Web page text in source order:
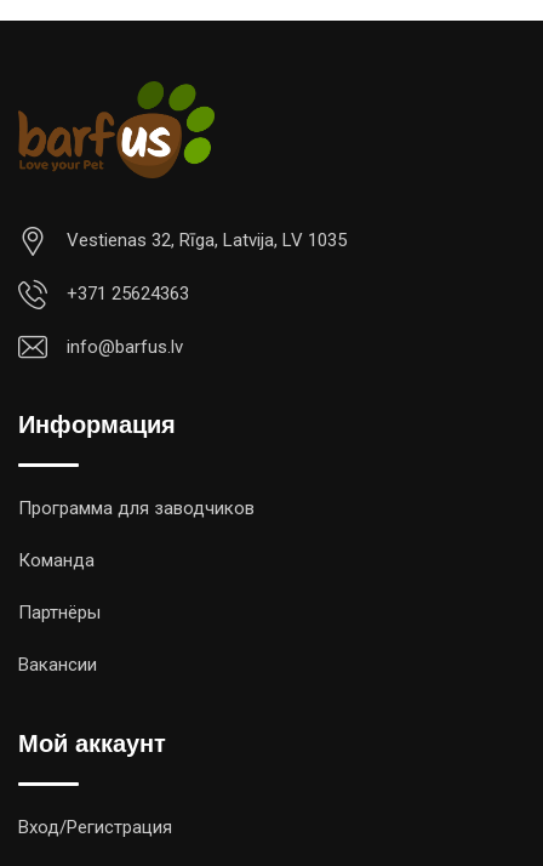
Vestienas 32, Rīga, Latvija, LV 1035
+371 25624363
info@barfus.lv
Информация
Программа для заводчиков
Команда
Партнёры
Вакансии
Мой аккаунт
Вход/Регистрация